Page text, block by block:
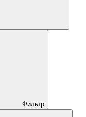
Фильтр